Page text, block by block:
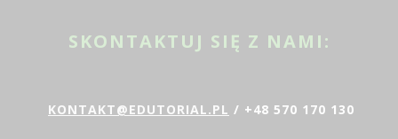
SKONTAKTUJ SIĘ Z NAMI:
KONTAKT@EDUTORIAL.PL / +48 570 170 130